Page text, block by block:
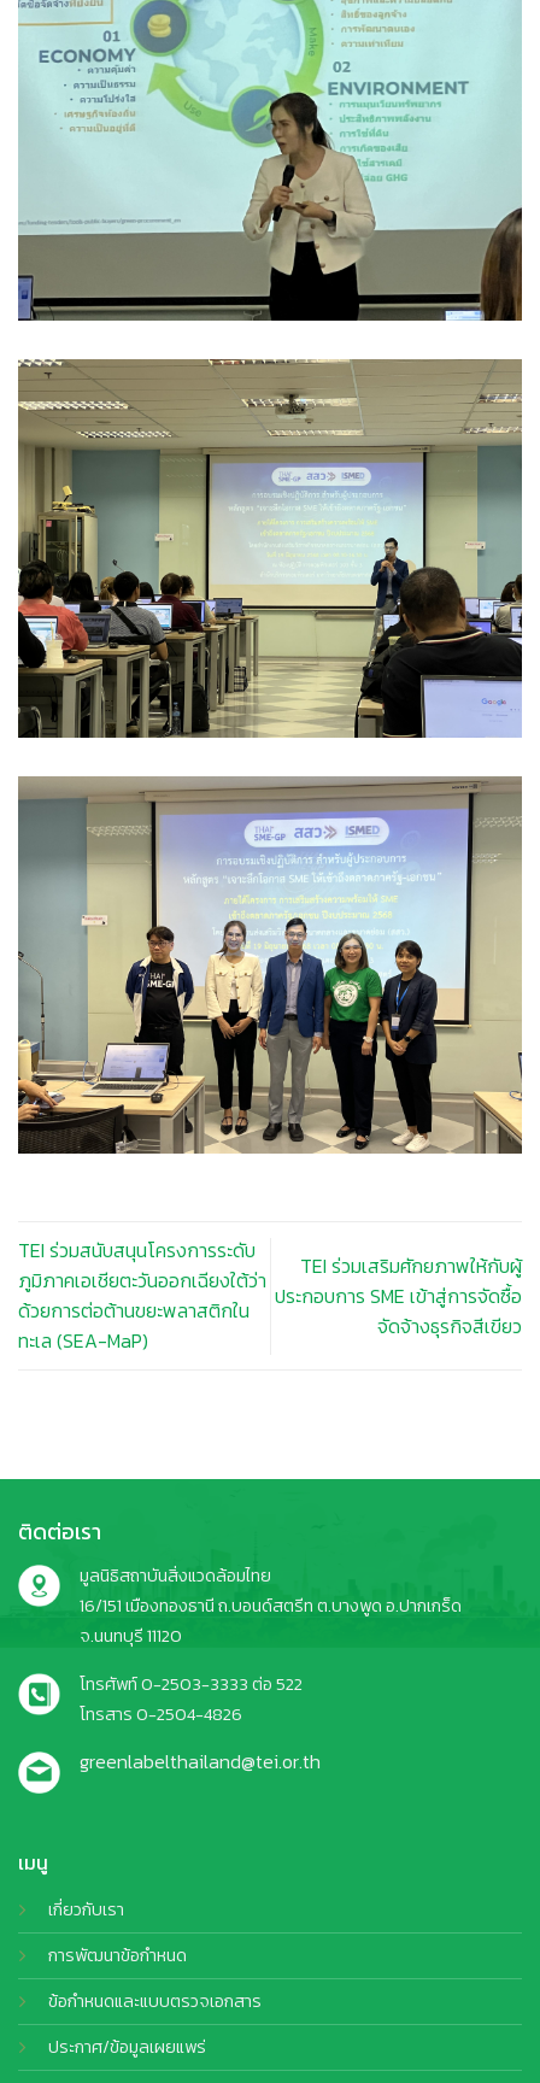
TEI ร่วมสนับสนุนโครงการระดับ
ภูมิภาคเอเชียตะวันออกเฉียงใต้ว่า
ด้วยการต่อต้านขยะพลาสติกใน
ทะเล (SEA-MaP)
TEI ร่วมเสริมศักยภาพให้กับผู้
ประกอบการ SME เข้าสู่การจัดซื้อ
จัดจ้างธุรกิจสีเขียว
เมนู
เกี่ยวกับเรา
การพัฒนาข้อกำหนด
ข้อกำหนดและแบบตรวจเอกสาร
ประกาศ/ข้อมูลเผยแพร่
ติดต่อเรา
มูลนิธิสถาบันสิ่งแวดล้อมไทย
16/151 เมืองทองธานี ถ.บอนด์สตรีท ต.บางพูด อ.ปากเกร็ด
จ.นนทบุรี 11120
โทรศัพท์ 0-2503-3333 ต่อ 522
โทรสาร 0-2504-4826
greenlabelthailand@tei.or.th